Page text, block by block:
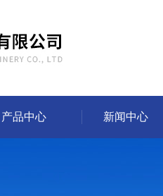
产品中心 新闻中心